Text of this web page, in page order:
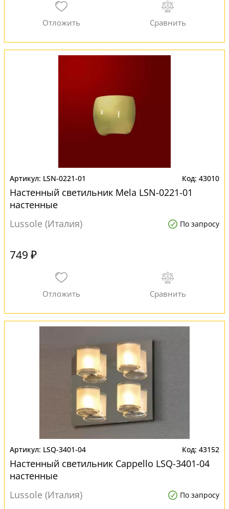
LSN-0221-01 43010
Настенный светильник Mela LSN-0221-01
настенные
Lussole (Италия)
По запросу
749 ₽
LSQ-3401-04 43152
Настенный светильник Cappello LSQ-3401-04
настенные
Lussole (Италия)
По запросу